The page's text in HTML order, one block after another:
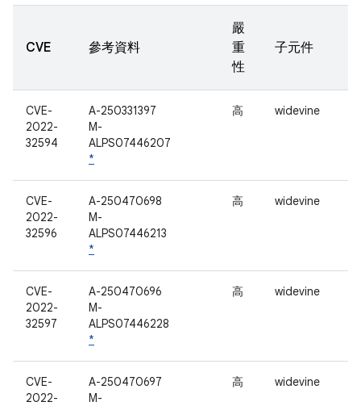
CVE 參考資料
嚴
重
性
子元件
CVE-
2022-
32594
A-250331397
M-
ALPS07446207
*
高 widevine
CVE-
2022-
32596
A-250470698
M-
ALPS07446213
*
高 widevine
CVE-
2022-
32597
A-250470696
M-
ALPS07446228
*
高 widevine
CVE-
2022-
A-250470697
M-
高 widevine